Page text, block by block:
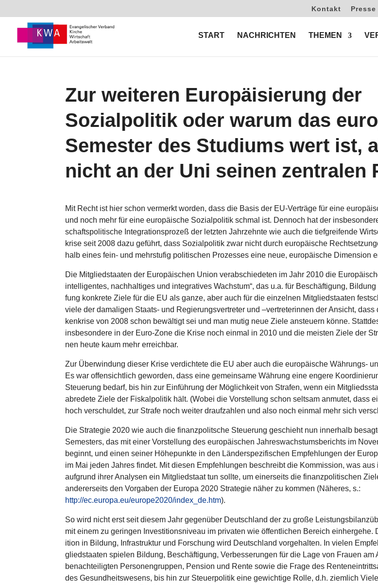
Kontakt Presse
START NACHRICHTEN THEMEN
Zur weiteren Europäisierung der
Sozialpolitik oder warum das
Semester des Studiums wert ist,
nicht an der Uni seinen zentralen
Mit Recht ist hier schon vermerkt worden, dass die Basis der EU-Verträge für eine
und noch mehr für eine euro­päi­sche Sozi­al­po­li­tik schmal ist. Dennoch hat der
schafts­po­li­ti­sche Inte­gra­ti­ons­pro­zeß der letzten Jahr­zehnte wie auch die tief­grei­fende
krise seit 2008 dazu geführt, dass Sozi­al­po­li­tik zwar nicht durch euro­päi­sche
halb eines fein- und mehr­stu­fig poli­ti­schen Pro­zes­ses eine neue, euro­päi­sche Dimen­sion
Die Mit­glied­staa­ten der Euro­päi­schen Union ver­ab­schie­de­ten im Jahr 2010 die
intel­li­gen­tes, nach­hal­ti­ges und inte­gra­ti­ves Wachstum“, das u.a. für Beschäf­ti­gung,
fung konkrete Ziele für die EU als ganze, aber auch für die ein­zel­nen Mit­glied­staa­ten
viele der dama­li­gen Staats- und Regie­rungs­ver­tre­ter und –ver­tre­te­rin­nen der Ansicht,
ken­krise von 2008 schon bewäl­tigt sei und man mutig neue Ziele ansteu­ern könne.
ins­be­son­dere in der Euro-Zone die Krise noch einmal in 2010 und die meisten Ziele der
nen heute kaum mehr erreich­bar.
Zur Über­win­dung dieser Krise ver­dich­tete die EU aber auch die euro­päi­sche Währungs-
Es war offen­sicht­lich geworden, dass eine gemein­same Währung eine engere
Steue­rung bedarf, bis hin zur Ein­füh­rung der Mög­lich­keit von Strafen, wenn ein
ab­re­dete Ziele der Fis­kal­po­li­tik hält. (Wobei die Vor­stel­lung schon seltsam anmutet, dass
hoch ver­schul­det, zur Strafe noch weiter drauf­zah­len und also noch einmal mehr sich
Die Stra­te­gie 2020 wie auch die finanz­po­lit­sche Steue­rung geschieht nun inner­halb
Semes­ters, das mit einer Vor­stel­lung des euro­päi­schen Jah­res­wachs­tums­be­richts im
beginnt, und einen seiner Höhe­punkte in den Län­der­spe­zi­fi­schen Emp­feh­lun­gen der
im Mai jeden Jahres findet. Mit diesen Emp­feh­lun­gen beschreibt die Kom­mis­sion, was aus
aufgrund ihrer Analysen ein Mit­glied­staat tun sollte, um einer­seits die finanz­po­li­ti­schen
ande­rer­seits den Vorgaben der Europa 2020 Stra­te­gie näher zu kommen (Näheres, s.:
http://ec.europa.eu/europe2020/index_de.htm).
So wird nicht erst seit diesem Jahr gegen­über Deutsch­land der zu große
mit einem zu geringen Inves­ti­ti­ons­ni­veau im privaten wie öffent­li­chen Bereich ein­her­gehe.
i­tion in Bildung, Infra­struk­tur und For­schung wird Deutsch­land vor­ge­hal­ten. In vielen
glied­staa­ten spielen Bildung, Beschäf­ti­gung, Ver­bes­se­run­gen für die Lage von Frauen am
benach­tei­lig­ten Per­so­nen­grup­pen, Pension und Rente sowie die Frage des
des Gesund­heits­we­sens, bis hin zur Steu­er­po­li­tik eine gewich­tige Rolle, d.h. ziemlich